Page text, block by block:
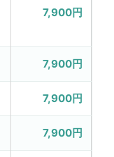
7,900円
7,900円
7,900円
7,900円